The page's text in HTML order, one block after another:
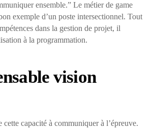
ensemble.” Le métier de game
exemple d’un poste intersectionnel. Tout
dans la gestion de projet, il
à la programmation.
vision
capacité à communiquer à l’épreuve.